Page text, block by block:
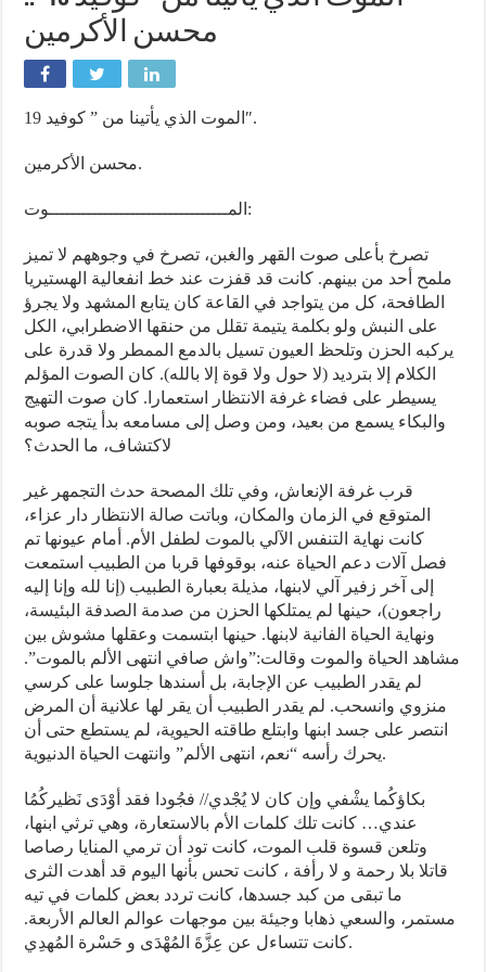
محسن الأكرمين
الموت الذي يأتينا من ” كوفيد 19″.
محسن الأكرمين.
المـــــــــــــــــــــــــــــــــوت:
تصرخ بأعلى صوت القهر والغبن، تصرخ في وجوههم لا تميز
ملمح أحد من بينهم. كانت قد قفزت عند خط انفعالية الهستيريا
الطافحة، كل من يتواجد في القاعة كان يتابع المشهد ولا يجرؤ
على النبش ولو بكلمة يتيمة تقلل من حنقها الاضطرابي، الكل
يركبه الحزن وتلحظ العيون تسيل بالدمع الممطر ولا قدرة على
الكلام إلا بترديد (لا حول ولا قوة إلا بالله). كان الصوت المؤلم
يسيطر على فضاء غرفة الانتظار استعمارا. كان صوت التهيج
والبكاء يسمع من بعيد، ومن وصل إلى مسامعه بدأ يتجه صوبه
لاكتشاف، ما الحدث؟
قرب غرفة الإنعاش، وفي تلك المصحة حدث التجمهر غير
المتوقع في الزمان والمكان، وباتت صالة الانتظار دار عزاء،
كانت نهاية التنفس الآلي بالموت لطفل الأم. أمام عيونها تم
فصل آلات دعم الحياة عنه، بوقوفها قربا من الطبيب استمعت
إلى آخر زفير آلي لابنها، مذيلة بعبارة الطبيب (إنا لله وإنا إليه
راجعون)، حينها لم يمتلكها الحزن من صدمة الصدفة البئيسة،
ونهاية الحياة الفانية لابنها. حينها ابتسمت وعقلها مشوش بين
مشاهد الحياة والموت وقالت:”واش صافي انتهى الألم بالموت”.
لم يقدر الطبيب عن الإجابة، بل أسندها جلوسا على كرسي
منزوي وانسحب. لم يقدر الطبيب أن يقر لها علانية أن المرض
انتصر على جسد ابنها وابتلع طاقته الحيوية، لم يستطع حتى أن
يحرك رأسه “نعم، انتهى الألم” وانتهت الحياة الدنيوية.
بكاؤكُما يشْفي وإن كان لا يُجْدي// فجُودا فقد أوْدَى نَظيركُمُا
عندي… كانت تلك كلمات الأم بالاستعارة، وهي ترثي ابنها،
وتلعن قسوة قلب الموت، كانت تود أن ترمي المنايا رصاصا
قاتلا بلا رحمة و لا رأفة ، كانت تحس بأنها اليوم قد أهدت الثرى
ما تبقى من كبد جسدها، كانت تردد بعض كلمات في تيه
مستمر، والسعي ذهابا وجيئة بين موجهات عوالم العالم الأربعة.
كانت تتساءل عن عِزَّةَ المُهْدَى و حَسْرة المُهدِي.